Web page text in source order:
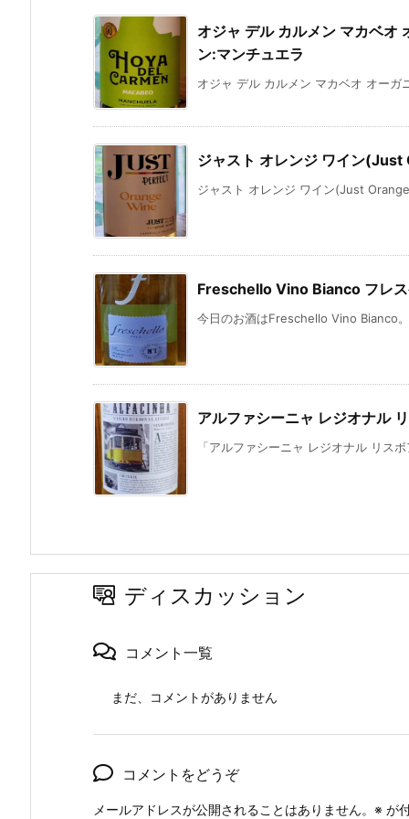
オジャ デル カルメン マカベ
ン:マンチュエラ
オジャ デル カルメン マカベオ オー
ジャスト オレンジ ワイン
ジャスト オレンジ ワイン(Just
Freschello Vino Bianco フレス
今日のお酒はFreschello Vino Bianco
アルファシーニャ レジオナル
「アルファシーニャ レジオナル リス
ディスカッション
コメント一覧
まだ、コメントがありません
コメントをどうぞ
メールアドレスが公開されることはありません。 ※ が